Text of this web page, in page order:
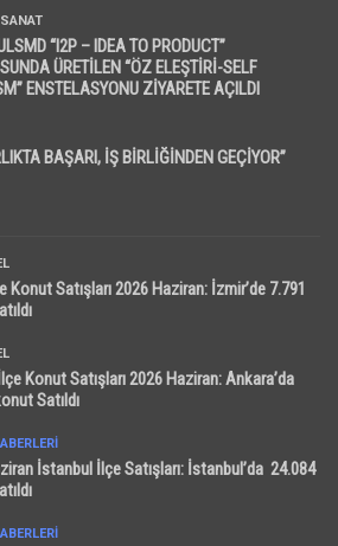
“I2P – IDEA TO PRODUCT”
ÜRETİLEN “ÖZ ELEŞTİRİ-SELF
ENSTELASYONU ZİYARETE AÇILDI
BAŞARI, İŞ BİRLİĞİNDEN GEÇİYOR”
Konut Satışları 2026 Haziran: İzmir’de 7.791
Konut Satışları 2026 Haziran: Ankara’da
Satıldı
İstanbul İlçe Satışları: İstanbul’da 24.084